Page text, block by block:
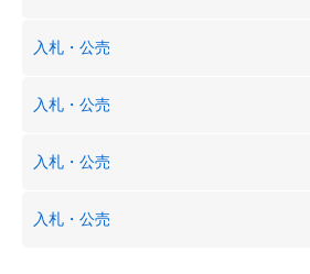
入札・公売
入札・公売
入札・公売
入札・公売